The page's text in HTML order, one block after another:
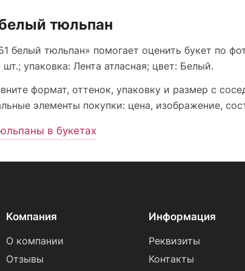
тюльпан
белый тюльпан» помогает оценить букет по
упаковка: Лента атласная; цвет: Белый.
формат, оттенок, упаковку и размер с
элементы покупки: цена, изображение,
в букетах
Компания
О компании
Отзывы
Информация
Реквизиты
Контакты